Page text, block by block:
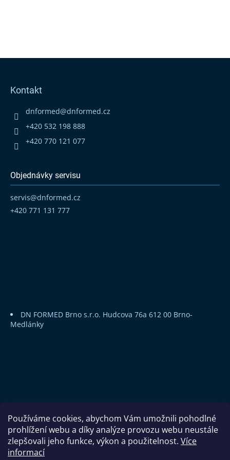
Používáme cookies, abychom Vám umožnili pohodlné
prohlížení webu a díky analýze provozu webu neustále
zlepšovali jeho funkce, výkon a použitelnost. Více
informací
Kontakt
dnformed@dnformed.cz
+420 532 198 888
+420 770 121 077
Objednávky servisu
servis@dnformed.cz
+420 771 131 777
DN FORMED Brno s.r.o. Hudcova 76a 612 00 Brno-
Medlánky